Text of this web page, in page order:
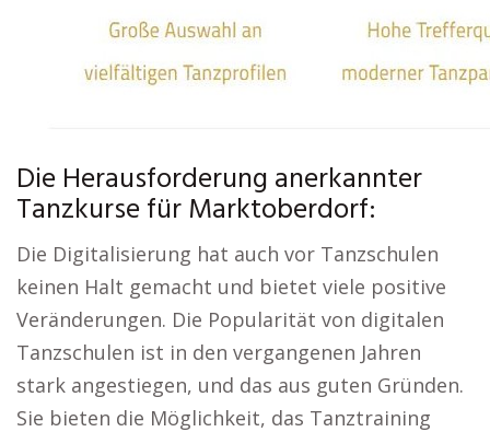
Die Herausforderung anerkannter
Tanzkurse für Marktoberdorf:
Die Digitalisierung hat auch vor Tanzschulen
keinen Halt gemacht und bietet viele positive
Veränderungen. Die Popularität von digitalen
Tanzschulen ist in den vergangenen Jahren
stark angestiegen, und das aus guten Gründen.
Sie bieten die Möglichkeit, das Tanztraining